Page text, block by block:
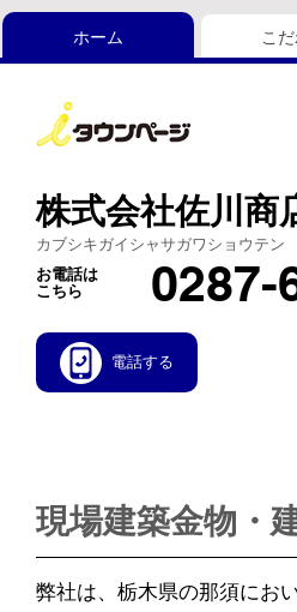
ホーム こ
株式会社佐川商
カブシキガイシャサガワショウテン
お電話は
こちら
0287-
電話する
現場建築金物・
弊社は、栃木県の那須にお